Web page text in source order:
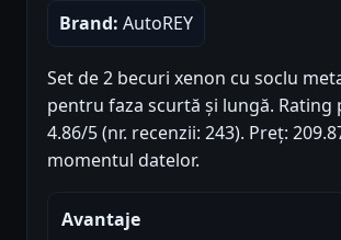
Brand: AutoREY
Set de 2 becuri xenon cu soclu
pentru faza scurtă și lungă. Rating
4.86/5 (nr. recenzii: 243). Preț:
momentul datelor.
Avantaje